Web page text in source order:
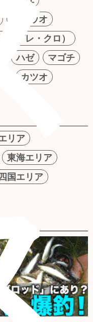
タチウオ
（グレ・クロ）
ハゼ
マゴチ
カツオ
リア
東海エリア
四国エリア